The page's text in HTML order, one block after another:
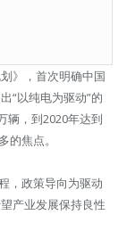
》，首次明确中国
“以纯电为驱动”的
辆，到2020年达到
的焦点。
，政策导向为驱动
产业发展保持良性